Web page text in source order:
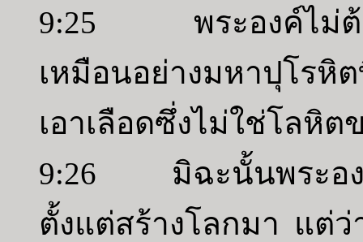
9:25 พระองค์ไม่ต้อง
เหมือนอย่างมหาปุโรหิ
เอาเลือดซึ่งไม่ใช่โลหิต
9:26 มิฉะนั้นพระอง
ตั้งแต่สร้างโลกมา แต่ว่